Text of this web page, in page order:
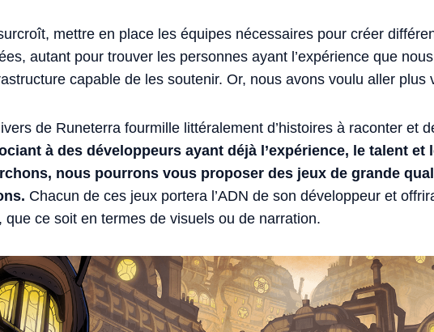
mettre en place les équipes nécessaires pour créer
autant pour trouver les personnes ayant l’expérience que
capable de les soutenir. Or, nous avons voulu aller plus
de Runeterra fourmille littéralement d’histoires à raconter et
à des développeurs ayant déjà l’expérience, le talent
nous pourrons vous proposer des jeux de grande
Chacun de ces jeux portera l’ADN de son développeur et
que ce soit en termes de visuels ou de narration.